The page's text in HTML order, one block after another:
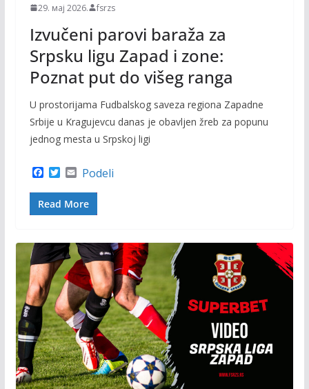
29. мај 2026. fsrzs
Izvučeni parovi baraža za
Srpsku ligu Zapad i zone:
Poznat put do višeg ranga
U prostorijama Fudbalskog saveza regiona Zapadne
Srbije u Kragujevcu danas je obavljen žreb za popunu
jednog mesta u Srpskoj ligi
F
a
c
e
b
k
T
w
i
t
t
E
m
a
i
l
Podeli
Read More